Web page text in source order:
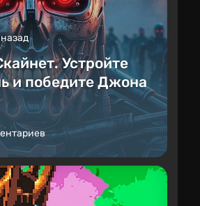
назад
Устройте
и победите Джона